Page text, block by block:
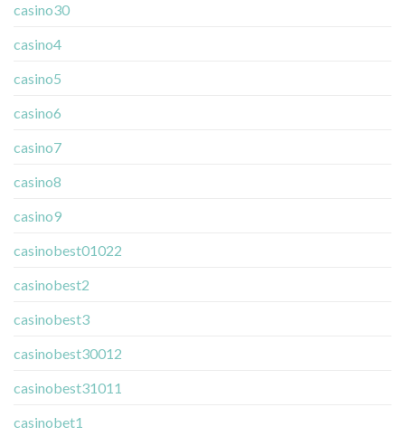
casino30
casino4
casino5
casino6
casino7
casino8
casino9
casinobest01022
casinobest2
casinobest3
casinobest30012
casinobest31011
casinobet1